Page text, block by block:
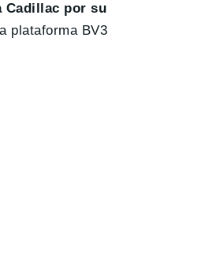
Cadillac por su
plataforma BV3